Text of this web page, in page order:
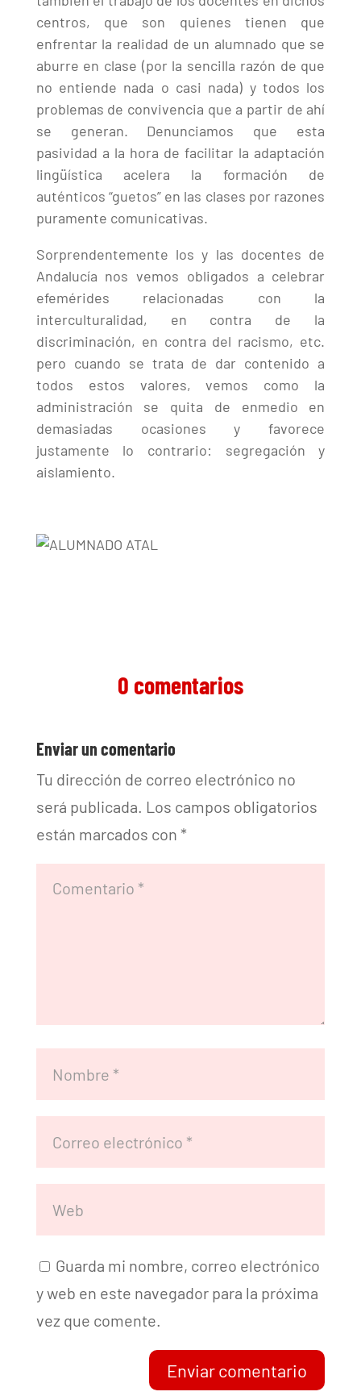
centros, que son quienes tienen que
enfrentar la realidad de un alumnado que se
aburre en clase (por la sencilla razón de que
no entiende nada o casi nada) y todos los
problemas de convivencia que a partir de ahí
se generan. Denunciamos que esta
pasividad a la hora de facilitar la adaptación
lingüística acelera la formación de
auténticos “guetos” en las clases por razones
puramente comunicativas.
Sorprendentemente los y las docentes de
Andalucía nos vemos obligados a celebrar
efemérides relacionadas con la
interculturalidad, en contra de la
discriminación, en contra del racismo, etc.
pero cuando se trata de dar contenido a
todos estos valores, vemos como la
administración se quita de enmedio en
demasiadas ocasiones y favorece
justamente lo contrario: segregación y
aislamiento.
0 comentarios
Enviar un comentario
Tu dirección de correo electrónico no
será publicada. Los campos obligatorios
están marcados con *
Guarda mi nombre, correo electrónico
y web en este navegador para la próxima
vez que comente.
Enviar comentario